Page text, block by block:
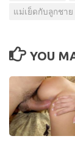
แม่เย็ดกับลูกชาย
YOU